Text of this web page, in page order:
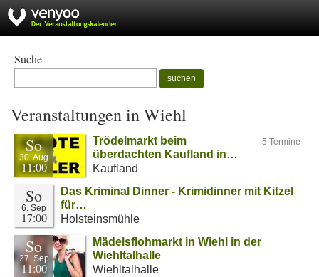
Suche
suchen
Veranstaltungen in Wiehl
So
30. Aug
11:00
5 Termine
Trödelmarkt beim
überdachten Kaufland in…
Kaufland
So
6. Sep
17:00
Das Kriminal Dinner - Krimidinner mit Kitzel
für…
Holsteinsmühle
So
27. Sep
11:00
Mädelsflohmarkt in Wiehl in der
Wiehltalhalle
Wiehltalhalle